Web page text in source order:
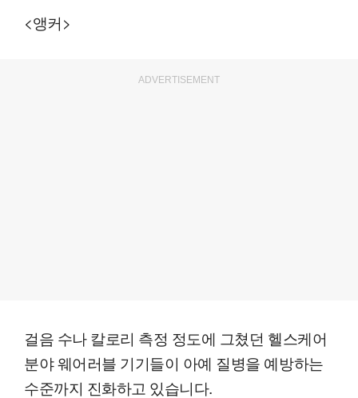
<앵커>
ADVERTISEMENT
걸음 수나 칼로리 측정 정도에 그쳤던 헬스케어
분야 웨어러블 기기들이 아예 질병을 예방하는
수준까지 진화하고 있습니다.